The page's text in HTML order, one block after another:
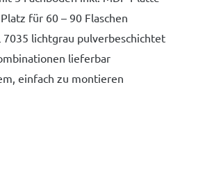
für 60 – 90 Flaschen
7035 lichtgrau pulverbeschichtet
lieferbar
einfach zu montieren